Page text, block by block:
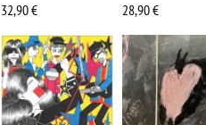
32,90€ 28,90€